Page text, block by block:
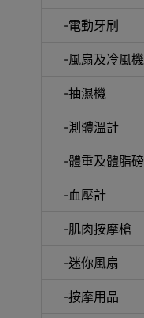
-電動牙刷
-風扇及冷風機
-抽濕機
-測體溫計
-體重及體脂磅
-血壓計
-肌肉按摩槍
-迷你風扇
-按摩用品